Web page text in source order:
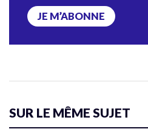
JE M’ABONNE
SUR LE MÊME SUJET